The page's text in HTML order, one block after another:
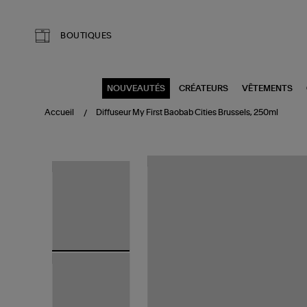
BOUTIQUES
NOUVEAUTÉS CRÉATEURS VÊTEMENTS
Accueil Diffuseur My First Baobab Cities Brussels, 250ml